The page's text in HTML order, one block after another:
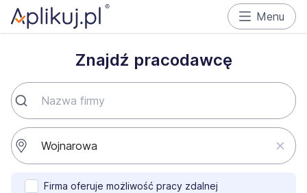
Menu
Znajdź pracodawcę
Firma oferuje możliwość pracy zdalnej